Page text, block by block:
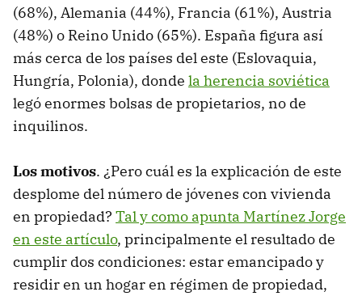
(68%), Alemania (44%), Francia (61%), Austria
(48%) o Reino Unido (65%). España figura así
más cerca de los países del este (Eslovaquia,
Hungría, Polonia), donde la herencia soviética
legó enormes bolsas de propietarios, no de
inquilinos.
Los motivos. ¿Pero cuál es la explicación de este
desplome del número de jóvenes con vivienda
en propiedad? Tal y como apunta Martínez Jorge
en este artículo, principalmente el resultado de
cumplir dos condiciones: estar emancipado y
residir en un hogar en régimen de propiedad,